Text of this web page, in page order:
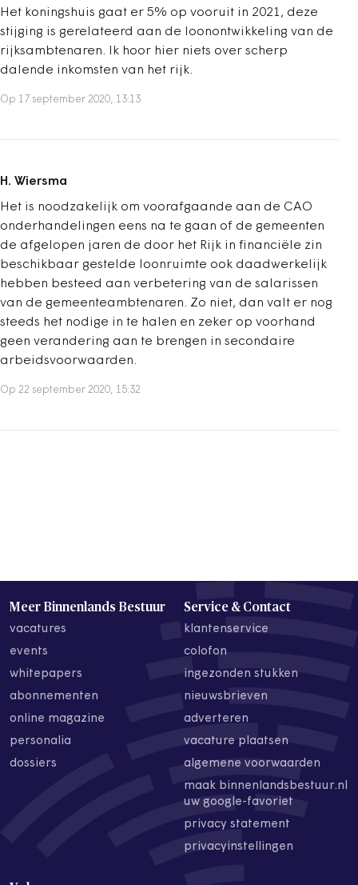
Het koningshuis gaat er 5% op vooruit in 2021, deze
stijging is gerelateerd aan de loonontwikkeling van de
rijksambtenaren. Ik hoor hier niets over scherp
dalende inkomsten van het rijk.
Op 17 september 2020, 13:13
H. Wiersma
Het is noodzakelijk om voorafgaande aan de CAO
onderhandelingen eens na te gaan of de gemeenten
de afgelopen jaren de door het Rijk in financiële zin
beschikbaar gestelde loonruimte ook daadwerkelijk
hebben besteed aan verbetering van de salarissen
van de gemeenteambtenaren. Zo niet, dan valt er nog
steeds het nodige in te halen en zeker op voorhand
geen verandering aan te brengen in secondaire
arbeidsvoorwaarden.
Op 22 september 2020, 15:32
Meer Binnenlands Bestuur
vacatures
events
whitepapers
abonnementen
online magazine
personalia
dossiers
Service & Contact
klantenservice
colofon
ingezonden stukken
nieuwsbrieven
adverteren
vacature plaatsen
algemene voorwaarden
maak binnenlandsbestuur.nl
uw google-favoriet
privacy statement
privacyinstellingen